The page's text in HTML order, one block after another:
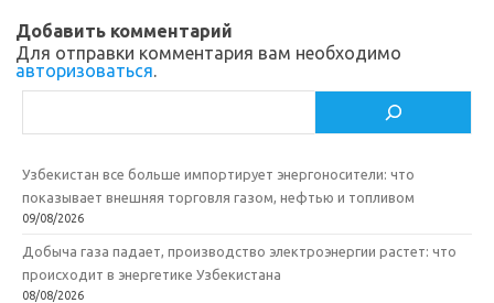
ik
i
ь
Добавить комментарий
Для отправки комментария вам необходимо
авторизоваться.
Узбекистан все больше импортирует энергоносители: что
показывает внешняя торговля газом, нефтью и топливом
09/08/2026
Добыча газа падает, производство электроэнергии растет: что
происходит в энергетике Узбекистана
08/08/2026